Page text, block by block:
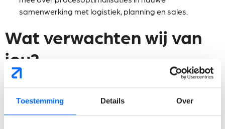
Toestemming Details Over
samenwerking met logistiek, planning en sales.
Wat verwachten wij van
jou?
Natuurlijk leider:Je bent een rasechte people
manager die het beste in mensen naar boven haalt.